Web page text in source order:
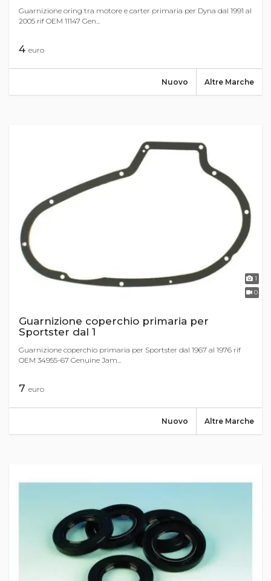
Guarnizione oring tra motore e carter primaria per Dyna dal 1991 al
2005 rif OEM 11147 Gen...
4 euro
Altre Marche
Nuovo
1
0
Guarnizione coperchio primaria per
Sportster dal 1
Guarnizione coperchio primaria per Sportster dal 1967 al 1976 rif
OEM 34955-67 Genuine Jam...
7 euro
Altre Marche
Nuovo